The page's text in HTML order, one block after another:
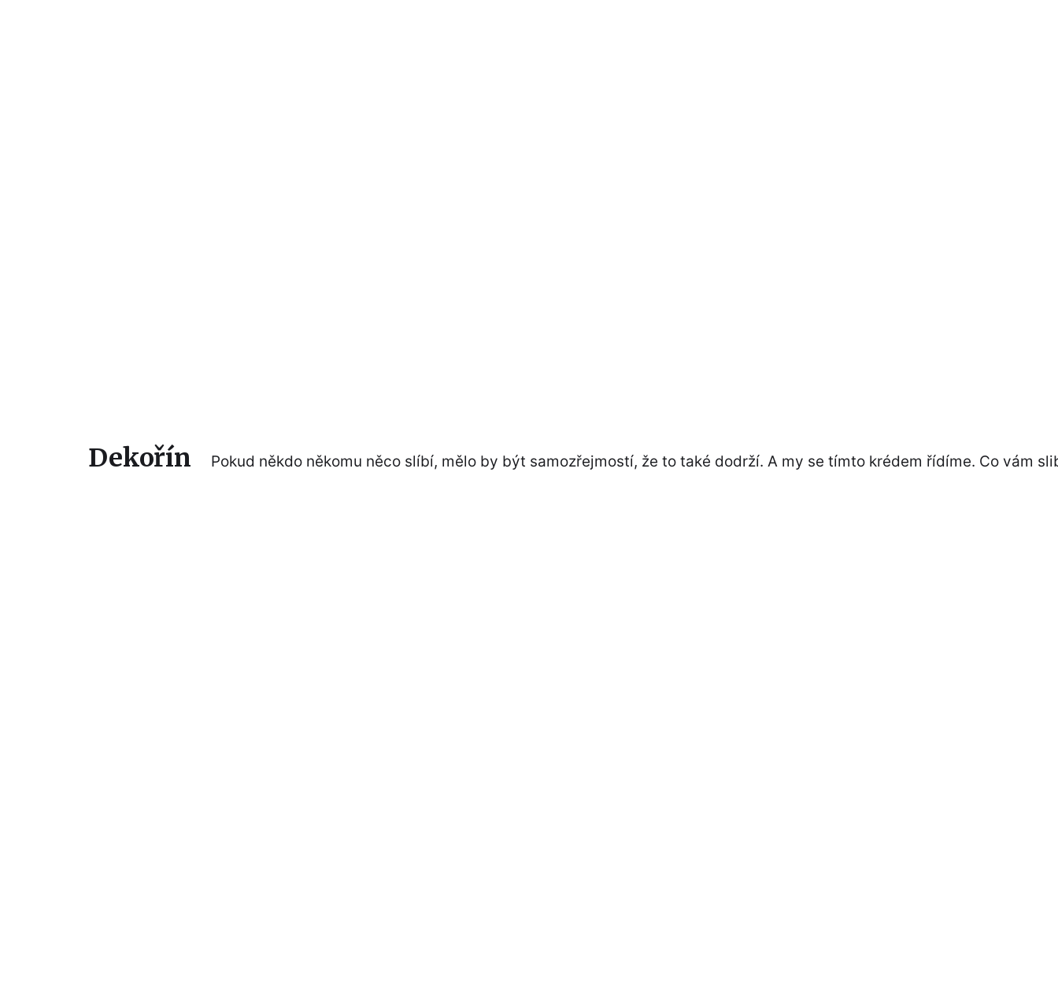
Dekořín Pokud někdo někomu něco slíbí, mělo by být samozřejmostí, že to také dodrží. A my se tímto krédem řídíme. Co vám